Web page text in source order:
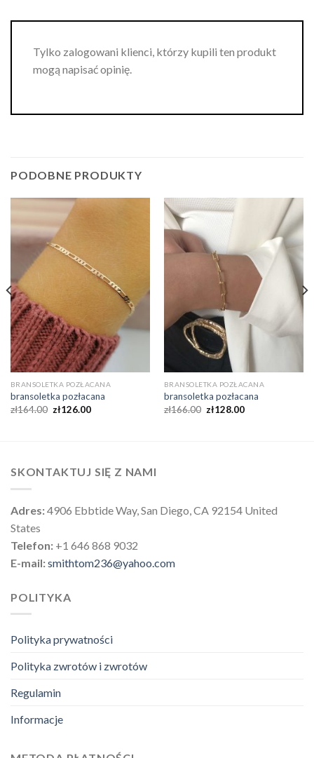
Tylko zalogowani klienci, którzy kupili ten produkt
mogą napisać opinię.
PODOBNE PRODUKTY
BRANSOLETKA POZŁACANA
bransoletka pozłacana
zł164.00 zł126.00
BRANSOLETKA POZŁACANA
bransoletka pozłacana
zł166.00 zł128.00
SKONTAKTUJ SIĘ Z NAMI
Adres:4906 Ebbtide Way, San Diego, CA 92154 United
States
Telefon: +1 646 868 9032
E-mail:smithtom236@yahoo.com
POLITYKA
Polityka prywatności
Polityka zwrotów i zwrotów
Regulamin
Informacje